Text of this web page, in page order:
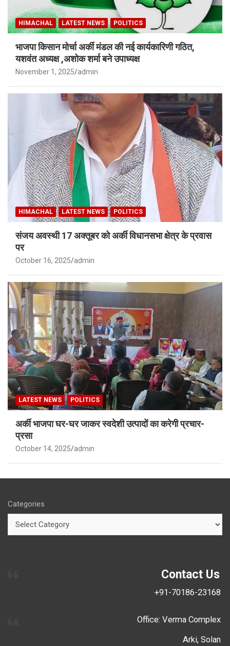
HIMACHAL LATEST NEWS POLITICS
भाजपा किसान मोर्चा अर्की मंडल की नई कार्यकारिणी गठित,
यशवंत अध्यक्ष ,अशोक शर्मा बने उपाध्यक्ष
November 1, 2025 admin
HIMACHAL LATEST NEWS POLITICS
संजय अवस्थी 17 अक्तूबर को अर्की विधानसभा क्षेत्र के प्रवास
पर
October 16, 2025 admin
LATEST NEWS POLITICS
अर्की भाजपा घर-घर जाकर स्वदेशी उत्पादों का करेगी प्रचार-
प्रसा
October 14, 2025 admin
Categories
Contact Us
+91-70186-23168
Office: Verma Complex
Arki, Solan